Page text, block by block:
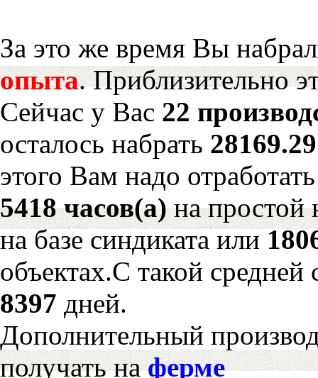
За это же время Вы
опыта. Приблизительно
Сейчас у Вас 22
осталось набрать
этого Вам надо отработать
5418 часов(а)на простой
на базе синдиката или
объектах.С такой
8397 дней.
Дополнительный
получать наферме